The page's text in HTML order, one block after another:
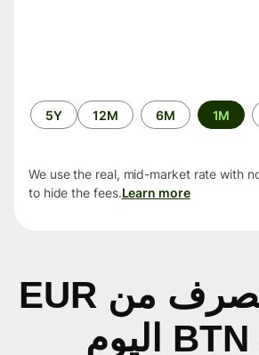
1M
6M
12M
5Y
We use the real, mid-market rate with
to hide the fees.Learn more
أسعار الصرف من EUR